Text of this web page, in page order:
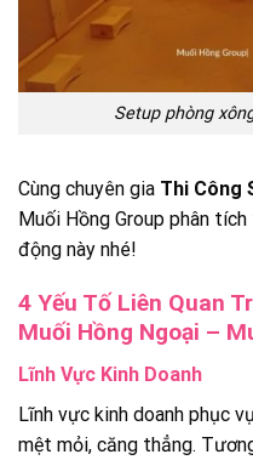
Setup phòng
Cùng chuyên gia Thi Công
Muối Hồng Group phân
động này nhé!
4 Yếu Tố Liên Quan
Muối Hồng Ngoại –
Lĩnh Vực Kinh Doanh
Lĩnh vực kinh doanh phục
mệt mỏi, căng thẳng.